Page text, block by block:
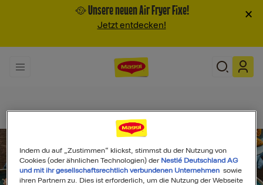
🥘 Unsere neuen Air Fryer Fixe!
Jetzt entdecken!
×
Indem du auf „Zustimmen“ klickst, stimmst du der Nutzung von
Cookies (oder ähnlichen Technologien) der Nestlé Deutschland AG
und mit ihr gesellschaftsrechtlich verbundenen Unternehmen sowie
ihren Partnern zu. Dies ist erforderlich, um die Nutzung der Webseite